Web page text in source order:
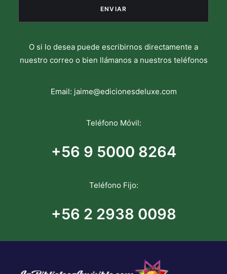
O si lo desea puede escribirnos directamente a
nuestro correo o bien llámanos a nuestros teléfonos
Email: jaime@edicionesdeluxe.com
Teléfono Móvil:
+56 9 5000 8264
Teléfono Fijo:
+56 2 2938 0098